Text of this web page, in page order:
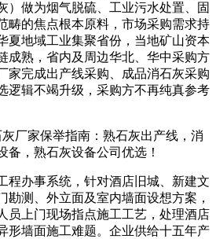
）做为烟气脱硫、工业污水处置、固
畴的焦点根本原料，市场采购需求持
夏地域工业集聚省份，当地矿山资本
成熟，省内及周边华北、华中采购方
家完成出产线采购、成品消石灰采购
逻辑不竭升级，采购方不再纯真参考
厂家保举指南：熟石灰出产线，消
备，熟石灰设备公司优选！
办事系统，针对酒店旧城、新建文
勘测、外立面及室内墙面设想方案，
员上门现场指点施工工艺，处理酒店
形墙面施工难题。企业供给十五年产